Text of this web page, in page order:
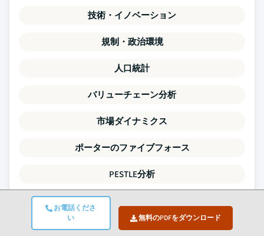
お電話くださ
い
無料のPDFをダウンロード
技術・イノベーション
規制・政治環境
人口統計
バリューチェーン分析
市場ダイナミクス
ポーターのファイブフォース
PESTLE分析
競争ベンチマーキング
需給ギャップ分析